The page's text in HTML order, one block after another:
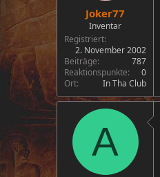
Joker77
Inventar
Registriert
2. November 2002
Beiträge
787
Reaktionspunkte
0
Ort
In Tha Club
A